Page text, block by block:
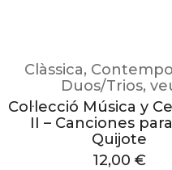
Clàssica,
Duos/Trios,
Col·lecció Música y
II – Canciones
Quijote
12,00€